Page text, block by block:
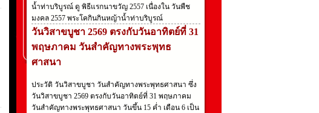
น้ำท่าบริบูรณ์ ดู พิธีแรกนาขวัญ 2557 เนื่องใน วันพืช
มงคล 2557 พระโคกินกินหญ้าน้ำท่าบริบูรณ์
วันวิสาขบูชา 2569 ตรงกับวันอาทิตย์ที่ 31
พฤษภาคม วันสำคัญทางพระพุทธ
ศาสนา
ประวัติ วันวิสาขบูชา วันสำคัญทางพระพุทธศาสนา ซึ่ง
วันวิสาขบูชา 2569 ตรงกับวันอาทิตย์ที่ 31 พฤษภาคม
วันสำคัญทางพระพุทธศาสนา วันขึ้น 15 ค่ำ เดือน 6 เป็น